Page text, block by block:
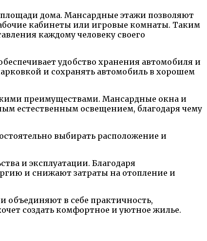
дома. Мансардные этажи позволяют
кабинеты или игровые комнаты. Таким
каждому человеку своего
удобство хранения автомобиля и
и сохранять автомобиль в хорошем
преимуществами. Мансардные окна и
естественным освещением, благодаря чему
выбирать расположение и
и эксплуатации. Благодаря
и снижают затраты на отопление и
объединяют в себе практичность,
создать комфортное и уютное жилье.